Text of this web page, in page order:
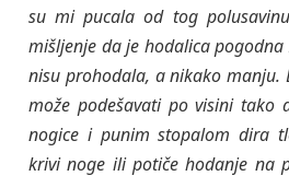
su mi pucala od tog
mišljenje da je hodalica
nisu prohodala, a nikako manju.
može podešavati po visini tako
nogice i punim stopalom dira
krivi noge ili potiče hodanje na